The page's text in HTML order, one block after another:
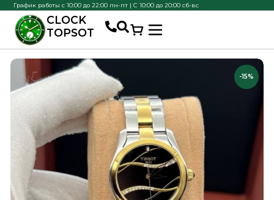
График работы с 10:00 до 22:00 пн-пт | С 10:00 до 20:00 сб-вс
CLOCK
TOPSOT
-15%